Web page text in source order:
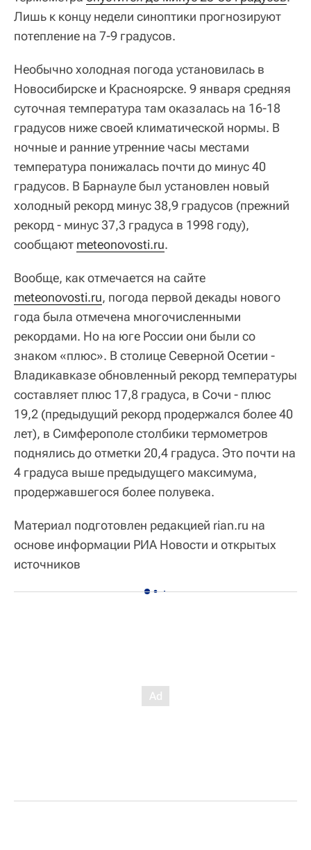
Лишь к концу недели синоптики прогнозируют
потепление на 7-9 градусов.
Необычно холодная погода установилась в
Новосибирске и Красноярске. 9 января средняя
суточная температура там оказалась на 16-18
градусов ниже своей климатической нормы. В
ночные и ранние утренние часы местами
температура понижалась почти до минус 40
градусов. В Барнауле был установлен новый
холодный рекорд минус 38,9 градусов (прежний
рекорд - минус 37,3 градуса в 1998 году),
сообщают meteonovosti.ru.
Вообще, как отмечается на сайте
meteonovosti.ru, погода первой декады нового
года была отмечена многочисленными
рекордами. Но на юге России они были со
знаком «плюс». В столице Северной Осетии -
Владикавказе обновленный рекорд температуры
составляет плюс 17,8 градуса, в Сочи - плюс
19,2 (предыдущий рекорд продержался более 40
лет), в Симферополе столбики термометров
поднялись до отметки 20,4 градуса. Это почти на
4 градуса выше предыдущего максимума,
продержавшегося более полувека.
Материал подготовлен редакцией rian.ru на
основе информации РИА Новости и открытых
источников